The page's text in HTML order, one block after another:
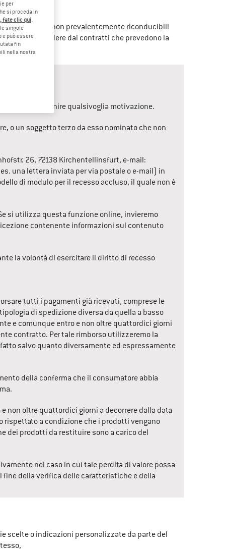
per finalità non prevalentemente riconducibili
può recedere dai contratti che prevedono la
l'obbligo di fornire qualsivoglia motivazione.
o un soggetto terzo da esso nominato che non
26, 72138 Kirchentellinsfurt, e-mail:
una lettera inviata per via postale o e-mail) in
di modulo per il recesso accluso, il quale non è
si utilizza questa funzione online, invieremo
contenente informazioni sul contenuto
la volontà di esercitare il diritto di recesso
tutti i pagamenti già ricevuti, comprese le
di spedizione diversa da quella a basso
e comunque entro e non oltre quattordici giorni
contratto. Per tale rimborso utilizzeremo la
salvo quanto diversamente ed espressamente
della conferma che il consumatore abbia
non oltre quattordici giorni a decorrere dalla data
a condizione che i prodotti vengano
dei prodotti da restituire sono a carico del
nel caso in cui tale perdita di valore possa
della verifica delle caratteristiche e della
scelte o indicazioni personalizzate da parte del
per
si proceda in
fate clic qui.
singole
può essere
fin
nella nostra